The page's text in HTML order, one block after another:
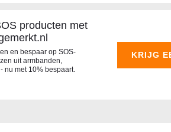
producten met
en bespaar op SOS-
uit armbanden,
nu met 10% bespaart.
KRIJG